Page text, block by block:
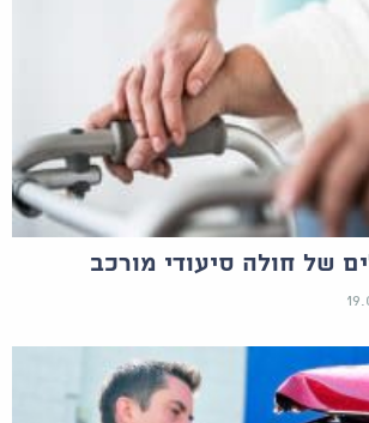
של חולה סיעודי מורכב